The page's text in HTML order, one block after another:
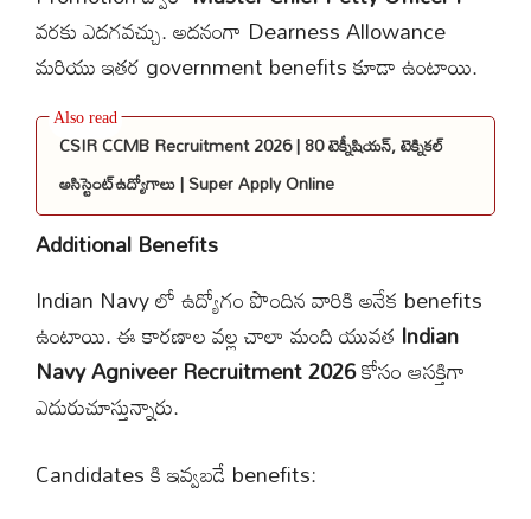
వరకు ఎదగవచ్చు. అదనంగా Dearness Allowance
మరియు ఇతర government benefits కూడా ఉంటాయి.
CSIR CCMB Recruitment 2026 | 80 టెక్నీషియన్, టెక్నికల్
అసిస్టెంట్ఉద్యోగాలు | Super Apply Online
Additional Benefits
Indian Navy లో ఉద్యోగం పొందిన వారికి అనేక benefits
ఉంటాయి. ఈ కారణాల వల్ల చాలా మంది యువత Indian
Navy Agniveer Recruitment 2026కోసం ఆసక్తిగా
ఎదురుచూస్తున్నారు.
Candidates కి ఇవ్వబడే benefits: